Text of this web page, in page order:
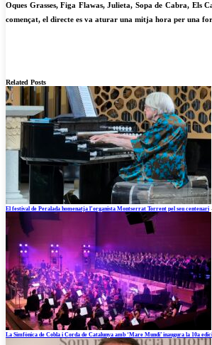
Oques Grasses, Figa Flawas, Julieta, Sopa de Cabra, Els
començat, el directe es va aturar una mitja hora per una
Related Posts
El festival de Peralada homenatja l’organista Montserrat Torrent pel seu centenari
La Simfònica de Cobla i Corda de Catalunya amb ‘Mare Mundi’ inaugura la 10a